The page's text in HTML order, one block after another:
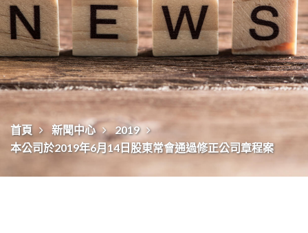
首頁 新聞中心
2019
本公司於2019年6月14日股東常會通過修正公司章程案